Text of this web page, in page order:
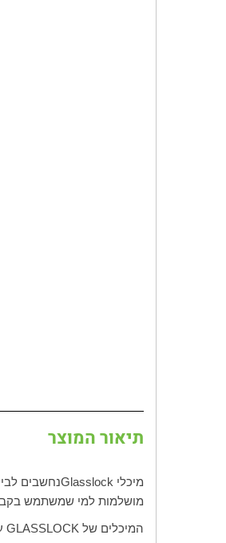
תיאור המוצר
מיכלי Glasslockנחשבים
מושלמות למי שמשתמש
המיכלים של GLASSLOCK